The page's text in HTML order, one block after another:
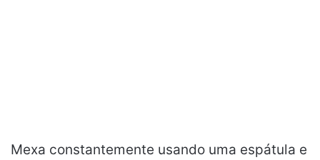
Mexa constantemente usando uma espátula e